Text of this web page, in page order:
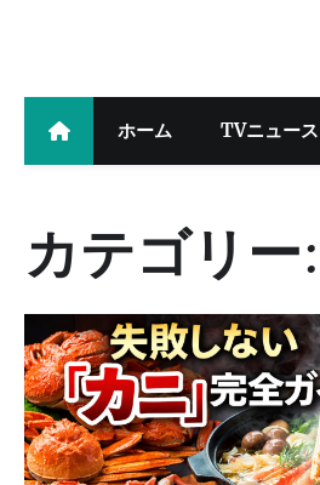
ホーム TVニュー
カテゴリー: